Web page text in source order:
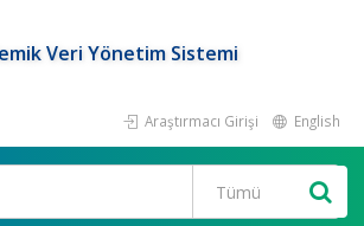
Veri Yönetim Sistemi
Araştırmacı Girişi English